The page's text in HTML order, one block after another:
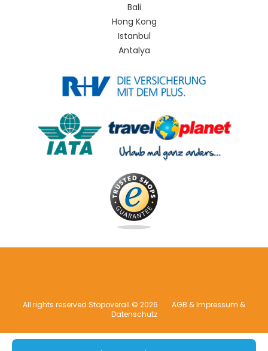
Bali
Hong Kong
Istanbul
Antalya
All rights reserved Stopoverall © 2026
AGB & Impressum &
Datenschutz